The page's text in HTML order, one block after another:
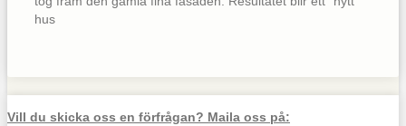
hus
Vill du skicka oss en förfrågan? Maila oss på: